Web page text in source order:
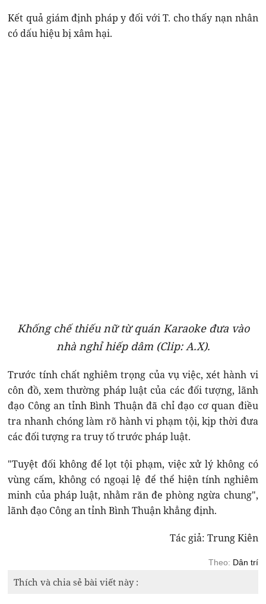
Kết quả giám định pháp y đối với T. cho thấy nạn nhân
có dấu hiệu bị xâm hại.
Khống chế thiếu nữ từ quán Karaoke đưa vào
nhà nghỉ hiếp dâm (Clip: A.X).
Trước tính chất nghiêm trọng của vụ việc, xét hành vi
côn đồ, xem thường pháp luật của các đối tượng, lãnh
đạo Công an tỉnh Bình Thuận đã chỉ đạo cơ quan điều
tra nhanh chóng làm rõ hành vi phạm tội, kịp thời đưa
các đối tượng ra truy tố trước pháp luật.
"Tuyệt đối không để lọt tội phạm, việc xử lý không có
vùng cấm, không có ngoại lệ để thể hiện tính nghiêm
minh của pháp luật, nhằm răn đe phòng ngừa chung",
lãnh đạo Công an tỉnh Bình Thuận khẳng định.
Tác giả: Trung Kiên
Theo: Dân trí
Thích và chia sẻ bài viết này :